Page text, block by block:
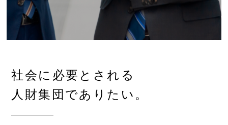
社会に必要とされる
人財集団でありたい。